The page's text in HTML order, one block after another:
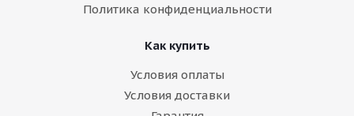
Политика конфиденциальности
Как купить
Условия оплаты
Условия доставки